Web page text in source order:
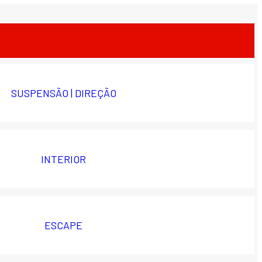
SUSPENSÃO | DIREÇÃO
INTERIOR
ESCAPE